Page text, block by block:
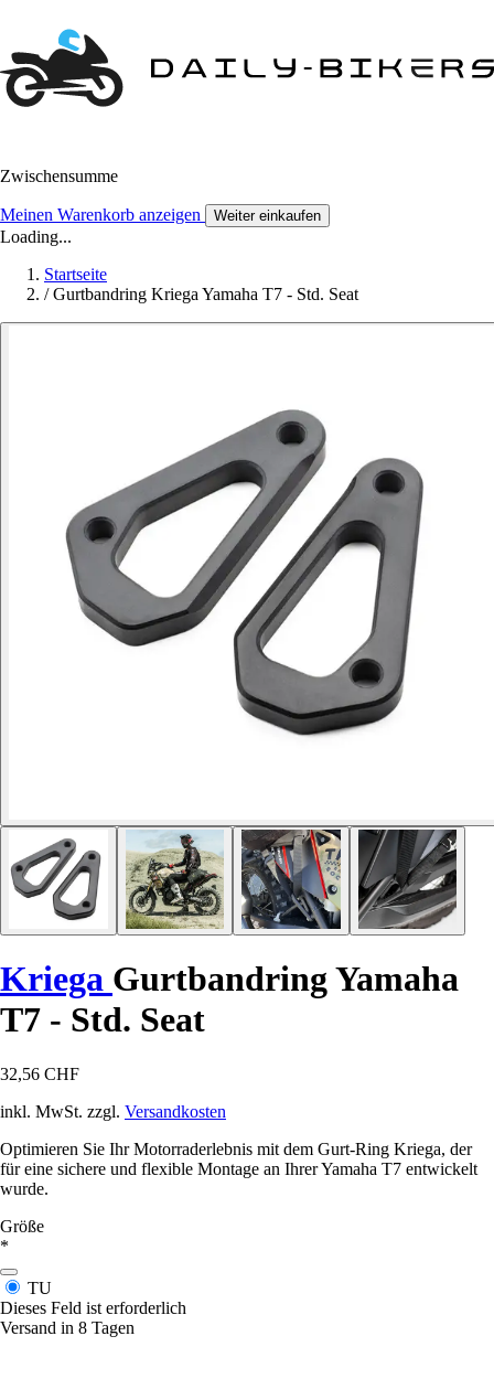
Zwischensumme
Meinen Warenkorb anzeigen Weiter einkaufen
Loading...
Startseite
/ Gurtbandring Kriega Yamaha T7 - Std. Seat
Kriega Gurtbandring Yamaha
T7 - Std. Seat
32,56 CHF
inkl. MwSt. zzgl. Versandkosten
Optimieren Sie Ihr Motorraderlebnis mit dem Gurt-Ring Kriega, der
für eine sichere und flexible Montage an Ihrer Yamaha T7 entwickelt
wurde.
Größe
*
TU
Dieses Feld ist erforderlich
Versand in 8 Tagen